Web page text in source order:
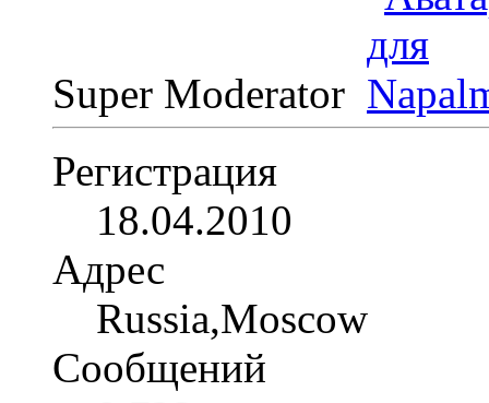
Super Moderator
Регистрация
18.04.2010
Адрес
Russia,Moscow
Сообщений